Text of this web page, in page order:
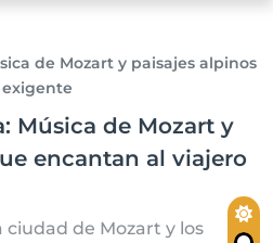
de Mozart y paisajes alpinos
Música de Mozart y
encantan al viajero
ciudad de Mozart y los